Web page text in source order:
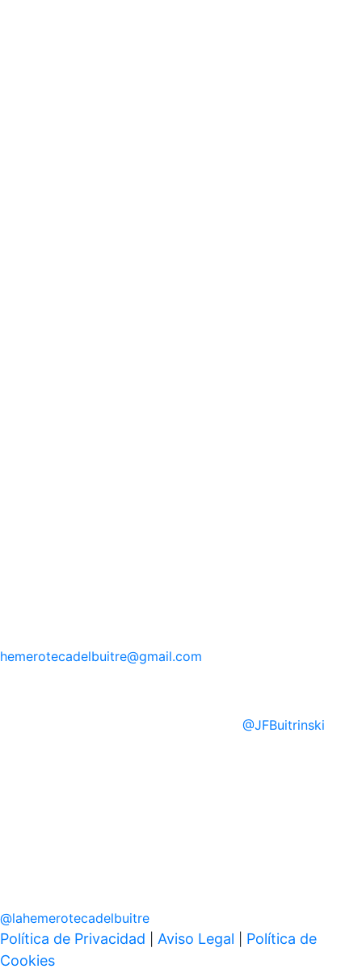
hemerotecadelbuitre@gmail.com
@JFBuitrinski
@lahemerotecadelbuitre
Política de Privacidad Aviso Legal
Política de
Cookies